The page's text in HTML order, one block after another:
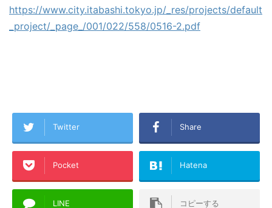
https://www.city.itabashi.tokyo.jp/_res/projects/default
_project/_page_/001/022/558/0516-2.pdf
Twitter Share
Pocket Hatena
LINE コピーする